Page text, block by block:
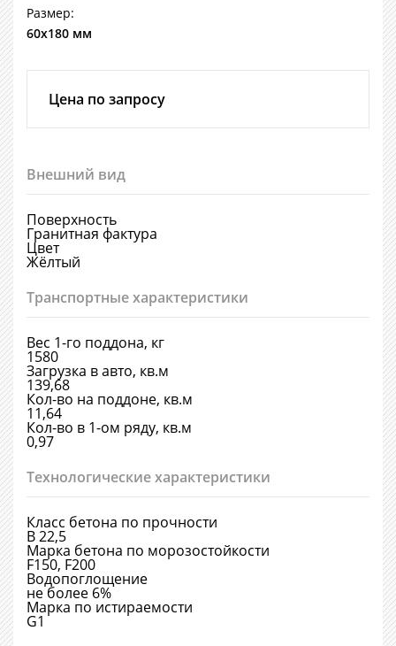
Размер:
60х180 мм
Цена по запросу
Внешний вид
Поверхность
Гранитная фактура
Цвет
Жёлтый
Транспортные характеристики
Вес 1-го поддона, кг
1580
Загрузка в авто, кв.м
139,68
Кол-во на поддоне, кв.м
11,64
Кол-во в 1-ом ряду, кв.м
0,97
Технологические характеристики
Класс бетона по прочности
В 22,5
Марка бетона по морозостойкости
F150, F200
Водопоглощение
не более 6%
Марка по истираемости
G1